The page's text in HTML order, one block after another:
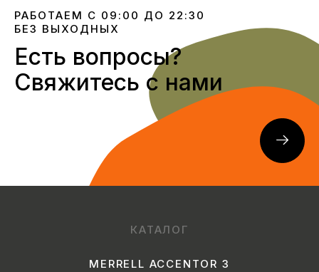
РАБОТАЕМ С 09:00 ДО 22:30
БЕЗ ВЫХОДНЫХ
Есть вопросы?
Свяжитесь с нами
КАТАЛОГ
MERRELL ACCENTOR 3